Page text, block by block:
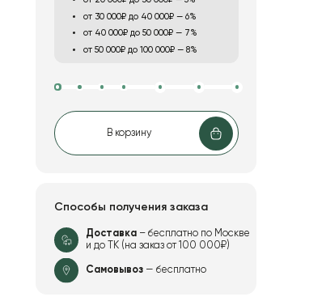
от 30 000₽ до 40 000₽ — 6%
от 40 000₽ до 50 000₽ — 7%
от 50 000₽ до 100 000₽ — 8%
В корзину
Способы получения заказа
Доставка– бесплатно по Москве
и до ТК (на заказ от 100 000₽)
Самовывоз— бесплатно